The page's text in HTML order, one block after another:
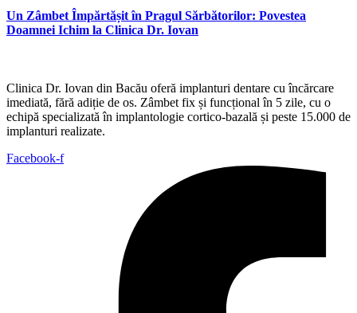
Un Zâmbet Împărtășit în Pragul Sărbătorilor: Povestea
Doamnei Ichim la Clinica Dr. Iovan
Clinica Dr. Iovan din Bacău oferă implanturi dentare cu încărcare
imediată, fără adiție de os. Zâmbet fix și funcțional în 5 zile, cu o
echipă specializată în implantologie cortico-bazală și peste 15.000 de
implanturi realizate.
Facebook-f